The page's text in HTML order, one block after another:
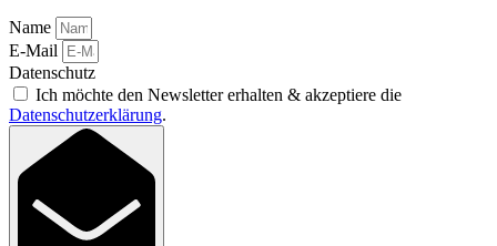
Name
E-Mail
Datenschutz
Ich möchte den Newsletter erhalten & akzeptiere die
Datenschutzerklärung.